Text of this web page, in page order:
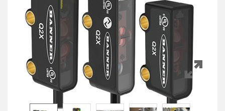
レーダーセンサ
超音波センサ
光ファイバ増幅器
光ファイバ
スロット、ラベル、エリア検出センサ
レジマーク、カラー、およびルミネセンスセンサ
タンクレベルの監視
予知保全および予防保全のための状態監視
予知保全
予知保全
前縁の検出
工場内通信